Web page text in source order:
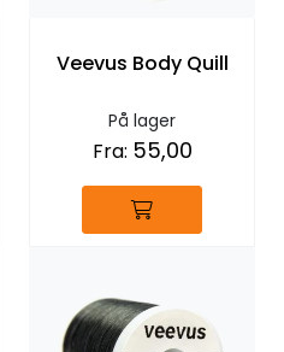
Veevus Body Quill
På lager
Fra: 55,00